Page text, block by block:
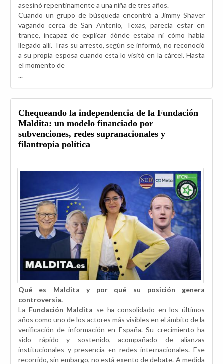
asesinó repentinamente a una niña de tres años.
Cuando un grupo de búsqueda encontró a Jimmy Shaver
vagando cerca de San Antonio, Texas, parecía estar en
trance, incapaz de explicar dónde estaba ni cómo había
llegado allí. Tras su arresto, según se informó, no reconoció
a su propia esposa cuando esta lo visitó en la cárcel. Hasta
el momento de
...
Chequeando la independencia de la Fundación
Maldita: un modelo financiado por
subvenciones, redes supranacionales y
filantropía política
Qué es Maldita y por qué su posición genera
controversia.
La Fundación Maldita se ha consolidado en los últimos
años como uno de los actores más visibles en el ámbito de la
verificación de información en España. Su crecimiento ha
sido rápido y sostenido, acompañado de alianzas
institucionales y presencia en redes internacionales. Ese
recorrido, sin embargo, no está exento de debate. A medida